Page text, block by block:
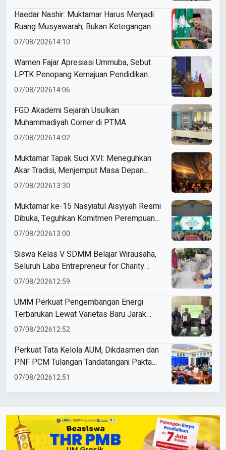
Haedar Nashir: Muktamar Harus Menjadi
Ruang Musyawarah, Bukan Ketegangan
07/08/202614:10
Wamen Fajar Apresiasi Ummuba, Sebut
LPTK Penopang Kemajuan Pendidikan
Indonesia
07/08/202614:06
FGD Akademi Sejarah Usulkan
Muhammadiyah Corner di PTMA
07/08/202614:02
Muktamar Tapak Suci XVI: Meneguhkan
Akar Tradisi, Menjemput Masa Depan
Mendunia
07/08/202613:30
Muktamar ke-15 Nasyiatul Aisyiyah Resmi
Dibuka, Teguhkan Komitmen Perempuan
Muda Berkemajuan
07/08/202613:00
Siswa Kelas V SDMM Belajar Wirausaha,
Seluruh Laba Entrepreneur for Charity
Didonasikan
07/08/202612:59
UMM Perkuat Pengembangan Energi
Terbarukan Lewat Varietas Baru Jarak
Pagar JCUMM5
07/08/202612:52
Perkuat Tata Kelola AUM, Dikdasmen dan
PNF PCM Tulangan Tandatangani Pakta
Integritas
07/08/202612:51